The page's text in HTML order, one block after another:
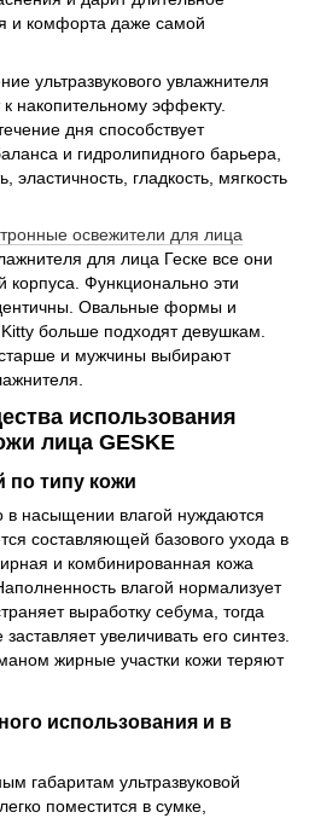
и комфорта даже самой
ультразвукового увлажнителя
накопительному эффекту.
дня способствует
и гидролипидного барьера,
эластичность, гладкость, мягкость
освежители для лица
для лица Геске все они
Функционально эти
Овальные формы и
больше подходят девушкам.
и мужчины выбирают
использования
лица GESKE
по типу кожи
в насыщении влагой нуждаются
составляющей базового ухода в
и комбинированная кожа
влагой нормализует
выработку себума, тогда
увеличивать его синтез.
жирные участки кожи теряют
использования и в
габаритам ультразвуковой
поместится в сумке,